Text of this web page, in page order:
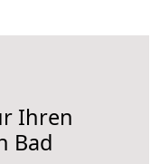
Ihren
Bad